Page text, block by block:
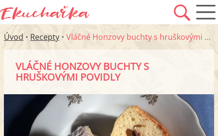
Úvod • Recepty • Vláčné Honzovy buchty s hruškovými povidly
VLÁČNÉ HONZOVY BUCHTY S
HRUŠKOVÝMI POVIDLY